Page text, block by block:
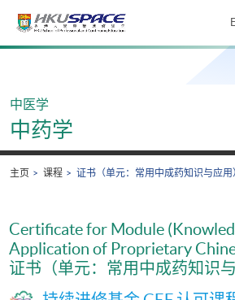
Main
中医学
中药学
主页 课程 证书（单元：常用中成药知识与应用
Certificate for Module
Application of Proprietary
证书（单元：常用中成药知识与